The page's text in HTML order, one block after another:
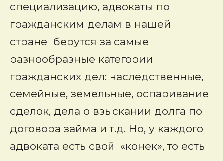
специализацию, адвокаты по
гражданским делам в нашей
стране берутся за самые
разнообразные категории
гражданских дел: наследственные,
семейные, земельные, оспаривание
сделок, дела о взыскании долга по
договора займа и т.д. Но, у каждого
адвоката есть свой «конек», то есть